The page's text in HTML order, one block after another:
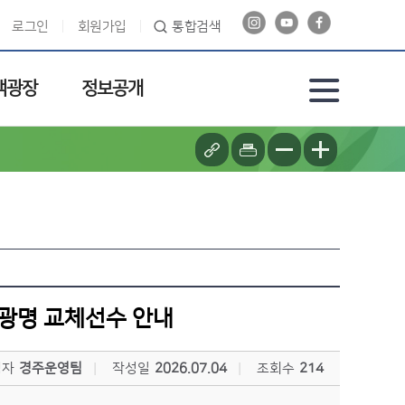
로그인 회원가입 통합검색
광장 정보공개
명 교체선수 안내
경주운영팀 작성일 2026.07.04 조회수 214